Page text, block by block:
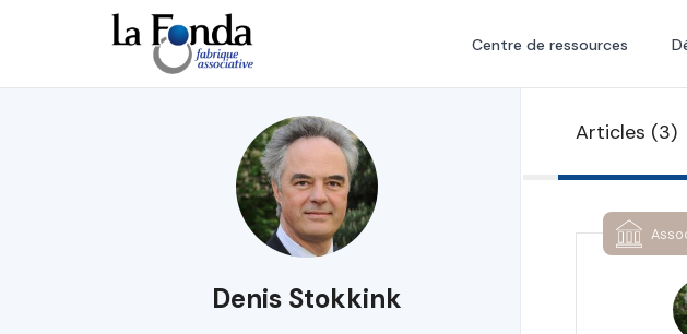
principal
Centre de ressources
Denis Stokkink
Articles (3)